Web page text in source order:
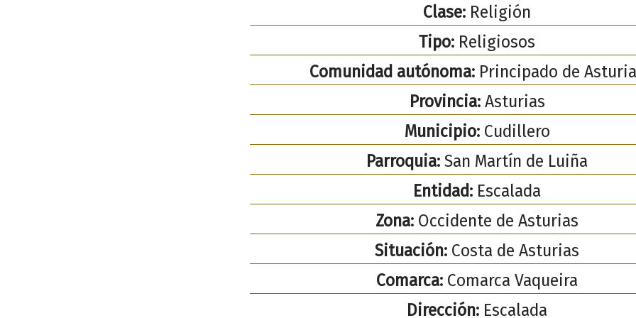
Clase: Religión
Tipo: Religiosos
Comunidad autónoma: Principado de
Provincia:Asturias
Municipio:Cudillero
Parroquia: San Martín de Luiña
Entidad: Escalada
Zona: Occidente de Asturias
Situación: Costa de Asturias
Comarca: Comarca Vaqueira
Dirección: Escalada